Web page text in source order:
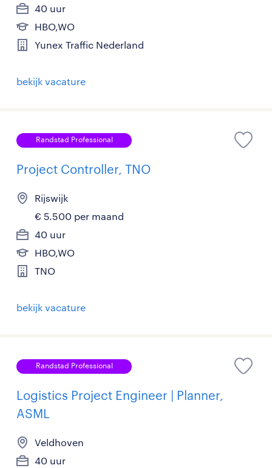
40 uur
HBO,WO
Yunex Traffic Nederland
bekijk vacature
Randstad Professional
Project Controller, TNO
Rijswijk
€ 5.500 per maand
40 uur
HBO,WO
TNO
bekijk vacature
Randstad Professional
Logistics Project Engineer | Planner,
ASML
Veldhoven
40 uur